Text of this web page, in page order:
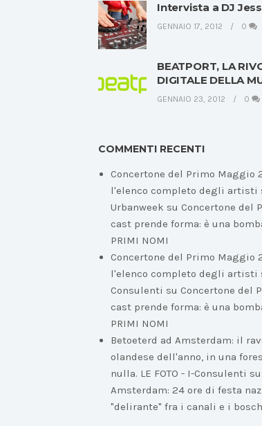
Intervista a DJ
GENNAIO 17, 2012 0
BEATPORT, LA
DIGITALE DELLA
GENNAIO 23, 2012 0
COMMENTI RECENTI
Concertone del Primo Maggio
l'elenco completo degli artisti
Urbanweek su Concertone del
cast prende forma: è una
PRIMI NOMI
Concertone del Primo Maggio
l'elenco completo degli artisti
Consulenti su Concertone del
cast prende forma: è una
PRIMI NOMI
Betoeterd ad Amsterdam: il
olandese dell'anno, in una
nulla. LE FOTO - I-Consulenti su
Amsterdam: 24 ore di festa
"delirante" fra i canali e i